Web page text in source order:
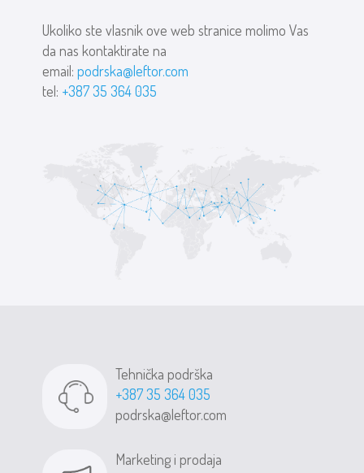
Ukoliko ste vlasnik ove web stranice molimo Vas
da nas kontaktirate na
email:podrska@leftor.com
tel: +387 35 364 035
Tehnička podrška
+387 35 364 035
podrska@leftor.com
Marketing i prodaja